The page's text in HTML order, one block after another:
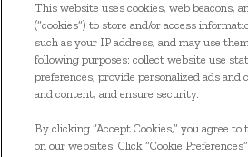
ACCUEIL
This website uses cookies, web beacons,
(“cookies”) to store and/or access
such as your IP address, and may use
following purposes: collect website use
preferences, provide personalized ads and
and content, and ensure security.
By clicking “Accept Cookies,” you agree to
on our websites. Click “Cookie